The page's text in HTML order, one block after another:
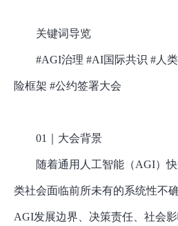
关键词导览
#AGI治理 #AI国际共识 #人
险框架 #公约签署大会
01｜大会背景
随着通用人工智能（AGI）
类社会面临前所未有的系统性不
AGI发展边界、决策责任、社会